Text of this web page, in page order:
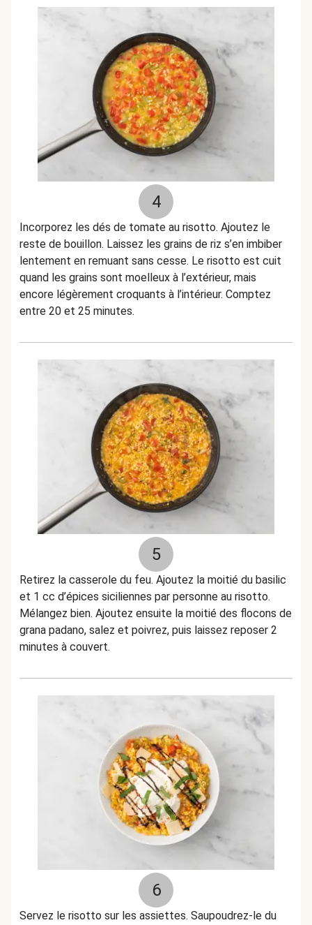
4
Incorporez les dés de tomate au risotto. Ajoutez le
reste de bouillon. Laissez les grains de riz s’en imbiber
lentement en remuant sans cesse. Le risotto est cuit
quand les grains sont moelleux à l’extérieur, mais
encore légèrement croquants à l’intérieur. Comptez
entre 20 et 25 minutes.
5
Retirez la casserole du feu. Ajoutez la moitié du basilic
et 1 cc d’épices siciliennes par personne au risotto.
Mélangez bien. Ajoutez ensuite la moitié des flocons de
grana padano, salez et poivrez, puis laissez reposer 2
minutes à couvert.
6
Servez le risotto sur les assiettes. Saupoudrez-le du